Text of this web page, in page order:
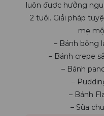
luôn được hưởng
2 tuổi. Giải pháp
mẹ
– Bánh bông
– Bánh crepe
– Bánh
–
– Bánh
– Sữa